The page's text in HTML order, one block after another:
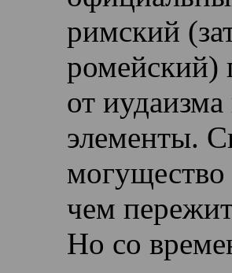
римский
ромейский)
от иудаизма
элементы.
чем
Но со